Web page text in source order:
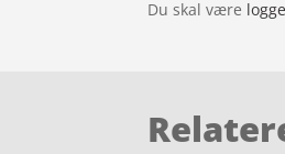
Du skal være